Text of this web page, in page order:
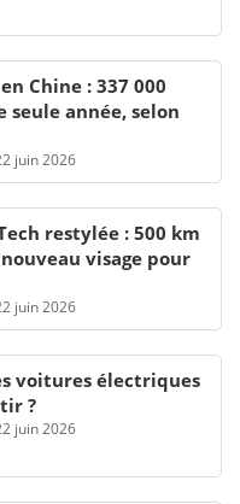
Chine : 337 000
seule année, selon
juin 2026
restylée : 500 km
visage pour
juin 2026
voitures électriques
?
juin 2026